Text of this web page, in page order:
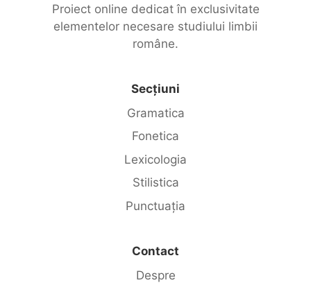
Proiect online dedicat în exclusivitate
elementelor necesare studiului limbii
române.
Secțiuni
Gramatica
Fonetica
Lexicologia
Stilistica
Punctuația
Contact
Despre